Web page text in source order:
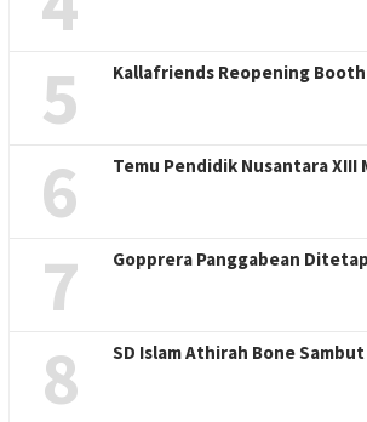
5 Kallafriends Reopening
6 Temu Pendidik Nusantara XIII
7 Gopprera Panggabean
8 SD Islam Athirah Bone